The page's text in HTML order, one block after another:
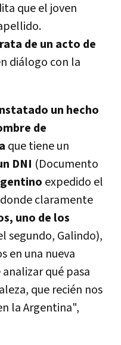
que el joven
de un acto de
diálogo con la
un hecho
de
que tiene un
DNI (Documento
expedido el
claramente
uno de los
segundo, Galindo),
en una nueva
qué pasa
que recién nos
la Argentina",